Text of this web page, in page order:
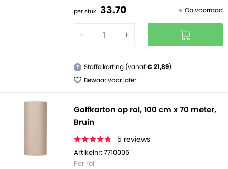
per stuk 33.70 Op voorraad
- +
? Staffelkorting (vanaf€ 21,89)
Bewaar voor later
Golfkarton op rol, 100 cm x 70 meter,
Bruin
5 reviews
Artikelnr: 7710005
Per rol